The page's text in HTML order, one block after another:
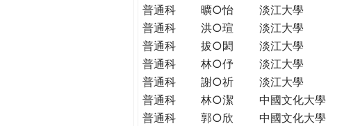
普通科
曠○怡 淡江大學
普通科
洪○瑄 淡江大學
普通科
拔○閎 淡江大學
普通科
林○伃 淡江大學
普通科
謝○祈 淡江大學
普通科
林○潔 中國文化大學
普通科
郭○欣 中國文化大學